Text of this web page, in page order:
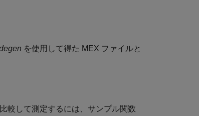
を使用して得た MEX ファイルと
較して測定するには、サンプル関数